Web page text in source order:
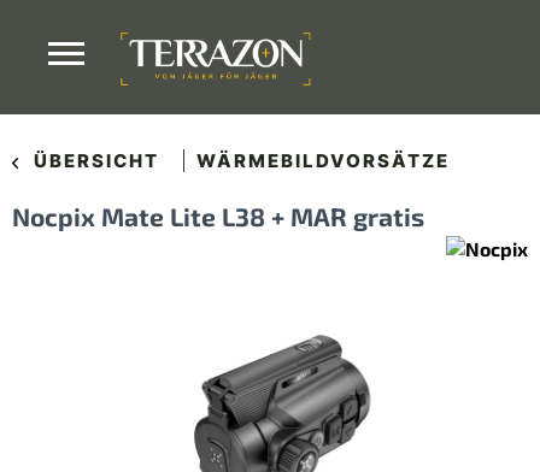
ÜBERSICHT WÄRMEBILDVORSÄTZE
Nocpix Mate Lite L38 + MAR gratis